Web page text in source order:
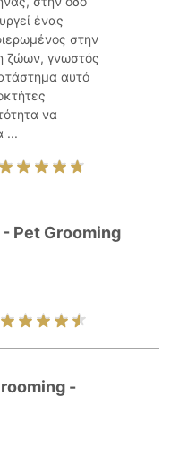
ένας
στην
ζώων, γνωστός
αυτό
να
...
Pet Grooming
-